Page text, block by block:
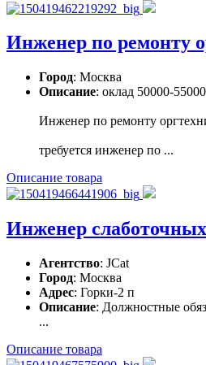
Инженер по ремонту
Город: Москва
Описание: оклад 50000-55000
Инженер по ремонту
требуется инженер по ...
Описание товара
Инженер
Агентство: JCat
Город: Москва
Адрес: Горки-2 п
Описание: Должностные
...
Описание товара